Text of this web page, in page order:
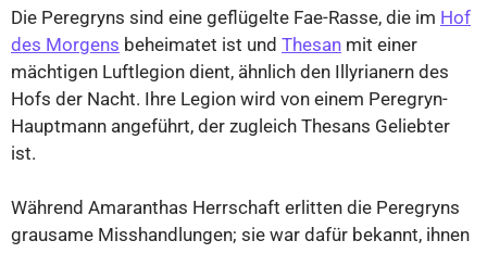
Die Peregryns sind eine geflügelte Fae-Rasse, die im Hof
des Morgens beheimatet ist und Thesan mit einer
mächtigen Luftlegion dient, ähnlich den Illyrianern des
Hofs der Nacht. Ihre Legion wird von einem Peregryn-
Hauptmann angeführt, der zugleich Thesans Geliebter
ist.
Während Amaranthas Herrschaft erlitten die Peregryns
grausame Misshandlungen; sie war dafür bekannt, ihnen